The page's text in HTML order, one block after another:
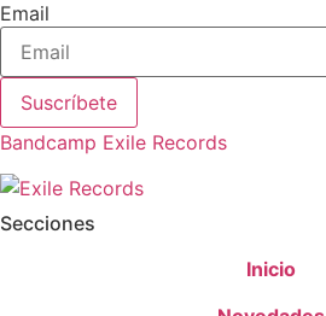
Email
Suscríbete
Bandcamp Exile Records
Secciones
Inicio